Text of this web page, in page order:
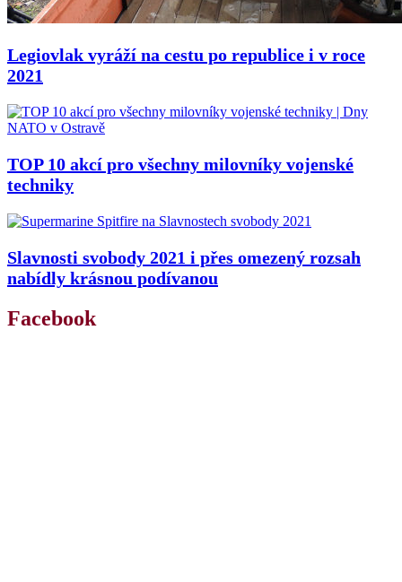
Legiovlak vyráží na cestu po republice i v roce
2021
TOP 10 akcí pro všechny milovníky vojenské
techniky
Slavnosti svobody 2021 i přes omezený rozsah
nabídly krásnou podívanou
Facebook